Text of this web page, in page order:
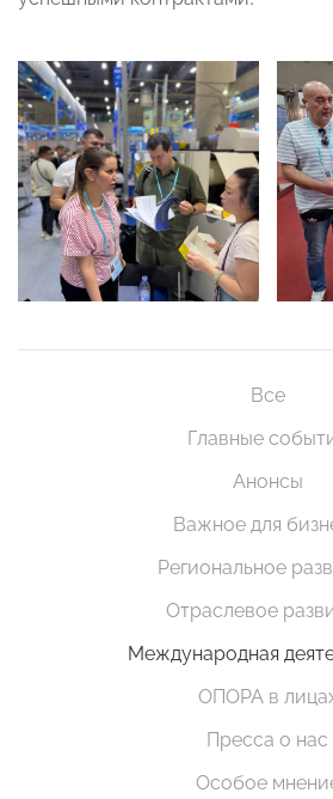
Все
Главные
Анонсы
Важное для
Региональное
Отраслевое
Международная
ОПОРА в
Пресса о нас
Особое